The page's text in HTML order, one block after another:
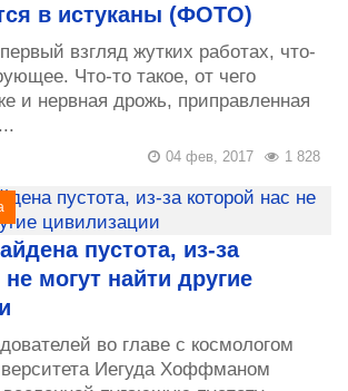
в истуканы (ФОТО)
взгляд жутких работах, что-
Что-то такое, от чего
и нервная дрожь, приправленная
1 828
04 фев, 2017
пустота, из-за
могут найти другие
во главе с космологом
Иегуда Хоффманом